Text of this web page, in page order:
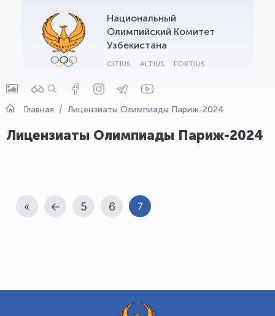
Национальный
Олимпийский Комитет
Узбекистана
CITIUS ALTIUS FORTIUS
Главная Лицензиаты Олимпиады Париж-2024
Лицензиаты Олимпиады Париж-2024
« ← 5 6 7
OLYMPCHIK AI - yordamchi
Онлайн · olympic.uz